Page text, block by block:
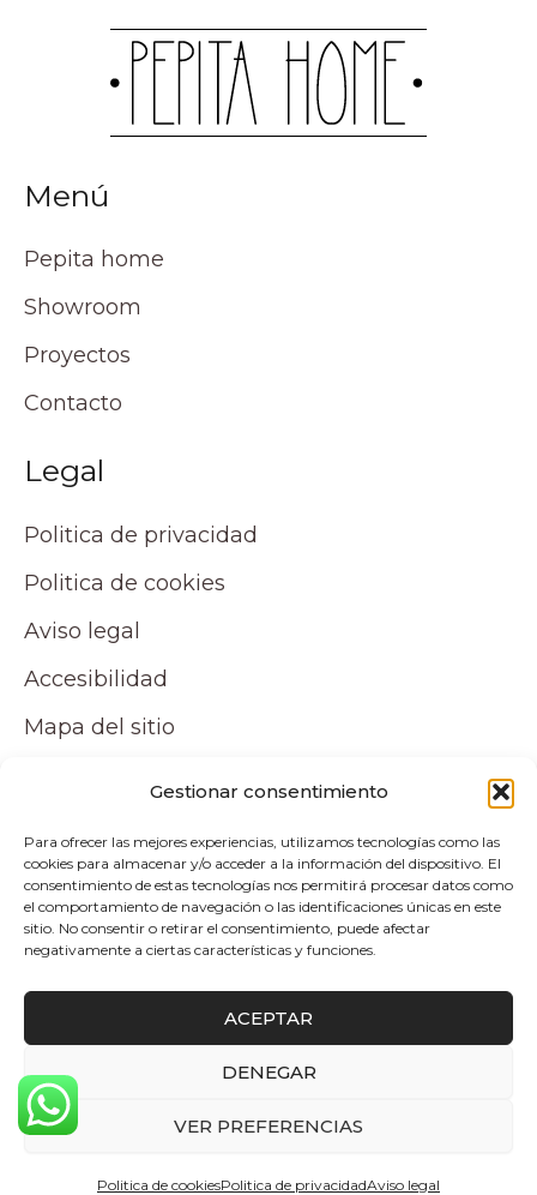
Gestionar consentimiento
Para ofrecer las mejores experiencias, utilizamos tecnologías como las
cookies para almacenar y/o acceder a la información del dispositivo. El
consentimiento de estas tecnologías nos permitirá procesar datos como
el comportamiento de navegación o las identificaciones únicas en este
sitio. No consentir o retirar el consentimiento, puede afectar
negativamente a ciertas características y funciones.
ACEPTAR
DENEGAR
VER PREFERENCIAS
Politica de cookiesPolitica de privacidadAviso legal
Menú
Pepita home
Showroom
Proyectos
Contacto
Legal
Politica de privacidad
Politica de cookies
Aviso legal
Accesibilidad
Mapa del sitio
Tu cuenta
Mi cuenta
Carrito
Politica de envio y devoluciones
Copyright © 2026 Atelier by Pepita Home |